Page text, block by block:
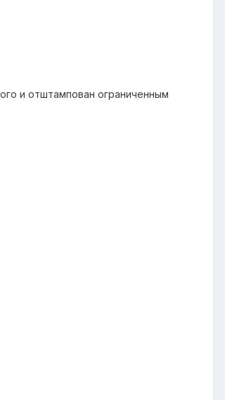
и отштампован ограниченным